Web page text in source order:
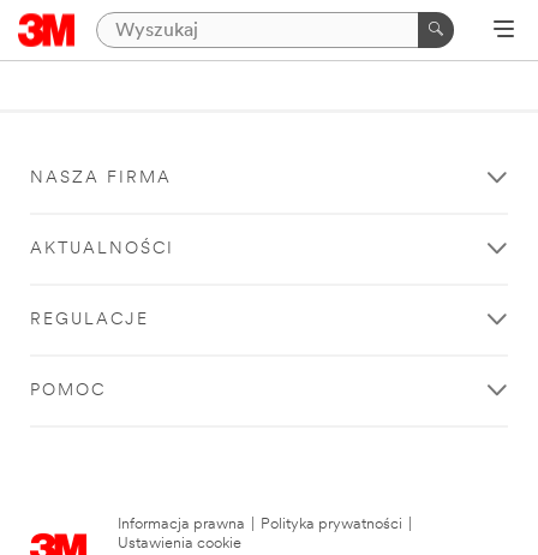
NASZA FIRMA
AKTUALNOŚCI
REGULACJE
POMOC
Informacja prawna Polityka prywatności
Ustawienia cookie